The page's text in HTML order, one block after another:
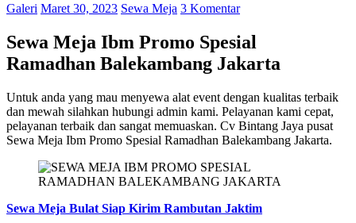
Galeri Maret 30, 2023 Sewa Meja 3 Komentar
Sewa Meja Ibm Promo Spesial
Ramadhan Balekambang Jakarta
Untuk anda yang mau menyewa alat event dengan kualitas terbaik
dan mewah silahkan hubungi admin kami. Pelayanan kami cepat,
pelayanan terbaik dan sangat memuaskan. Cv Bintang Jaya pusat
Sewa Meja Ibm Promo Spesial Ramadhan Balekambang Jakarta.
Sewa Meja Bulat Siap Kirim Rambutan Jaktim